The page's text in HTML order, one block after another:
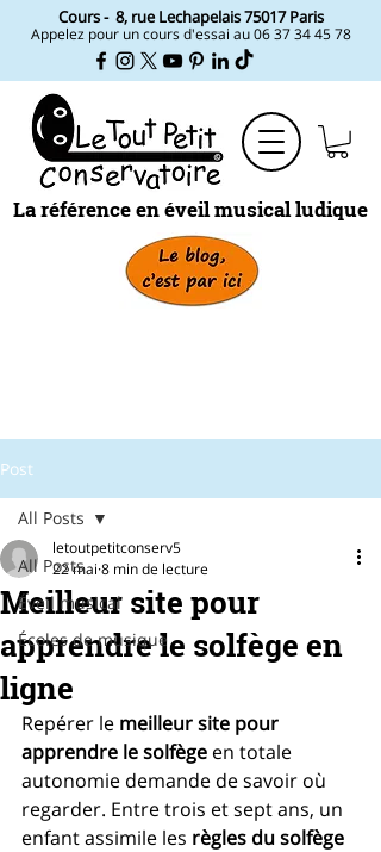
Cours - 8, rue Lechapelais ​75017 Paris
Appelez pour un cours d'essai au06 37 34 45 78
La référence en éveil musical ludique
Post
All Posts
Éveil musical
Écoles de musique
All Posts
Meilleur site pour
apprendre le solfège en
ligne
letoutpetitconserv5
22 mai 8 min de lecture
Repérer le meilleur site pour
apprendre le solfège en totale
autonomie demande de savoir où
regarder. Entre trois et sept ans, un
enfant assimile les règles du solfège